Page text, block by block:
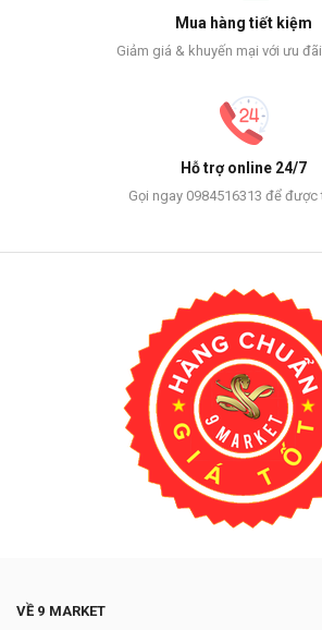
Mua hàng tiết kiệm
Giảm giá & khuyến mại với ưu
Hỗ trợ online 24/7
Gọi ngay 0984516313 để được
VỀ 9 MARKET